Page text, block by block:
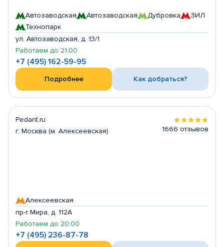
Автозаводская Автозаводская Дубровка
ЗИЛ
Технопарк
ул. Автозаводская, д. 13/1
Работаем до 21:00
+7 (495) 162-59-95
Подробнее Как добраться?
Pedant.ru
г. Москва (м. Алексеевская)
1666 отзывов
Алексеевская
пр-т Мира, д. 112А
Работаем до 20:00
+7 (495) 236-87-78